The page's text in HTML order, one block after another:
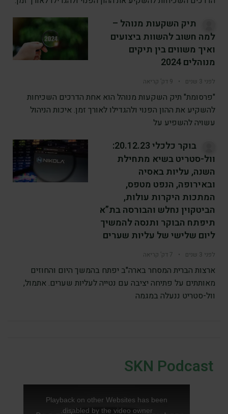
תיק השקעות מנוהל –
למה חשוב להשוות ביצועים
ואיך משווים בין תיקים
מנוהלים 2024
לפני 3 שנים • 9 דק’ קריאה
"פרסומת" תיק השקעות מנוהל הוא אחת הדרכים השכיחות
להשקיע את ההון הפנוי ולהגדילו לאורך זמן. איכות הניהול
עשויה להשפיע על
בוקר כלכלי 20.12.23:
וול-סטריט בשיא מתחילת
השנה, עליות באסיה
ובאירופה, הנפט מטפס,
המתכות היקרות עולות,
הביטקוין נחלש והבורסה בת”א
תיפתח הבוקר ותנסה להמשיך
ליום שלישי של עליות שערים
לפני 3 שנים • 7 דק’ קריאה
ארצות הברית המסחר בארה"ב יפתח בהמשך היום והחוזים
מאותתים על פתיחה יציבה עם נטייה לעליות שערים. אתמול,
וול-סטריט ננעלה במגמה
SKN Podcast
Playback on other Websites has been
disabled by the video owner.